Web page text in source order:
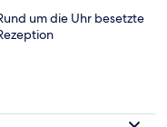
um die Uhr besetzte